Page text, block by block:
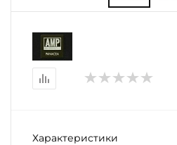
Характеристики